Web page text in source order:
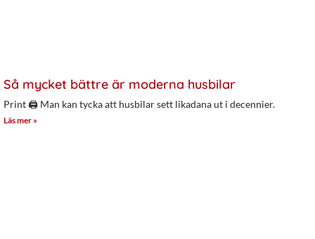
Så mycket bättre är moderna husbilar
Print 🖨 Man kan tycka att husbilar sett likadana ut i decennier.
Läs mer »